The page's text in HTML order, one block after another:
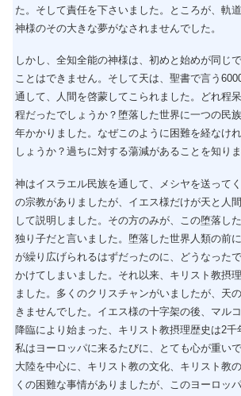
た。そして責任を下さいました。ところが、軌
神様のその大きな夢がなされませんでした。
しかし、全知全能の神様は、初めと始めが同じ
ことはできません。そして天は、聖書で言う
通して、人間を啓蒙してこられました。どれ程
程だったでしょうか？堕落した世界に一つの民
年かかりました。なぜこのように困難を経なけ
しょうか？過ちに対する蕩減があることを知りま
神はイスラエル民族を通して、メシヤを送って
の宗教がありましたが、イエス様だけが天と人
して説明しました。その方のみが、この堕落し
独り子だと言いました。堕落した世界人類の前
が繰り広げられるはずだったのに、どうなった
かけてしまいました。それ以来、キリスト教摂
ました。多くのクリスチャンがいましたが、天
きませんでした。イエス様の十字架の後、マル
降臨により始まった、キリスト教摂理歴史は2千
私はヨーロッパに来るたびに、とても心が重い
大陸を中心に、キリスト教の文化、キリスト教
くの困難な事情がありましたが、このヨーロッ